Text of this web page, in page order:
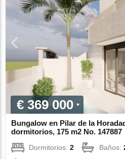
€ 369 000
Bungalow en Pilar de la
dormitorios, 175 m2 No. 147887
Dormitorios:2 Baños: